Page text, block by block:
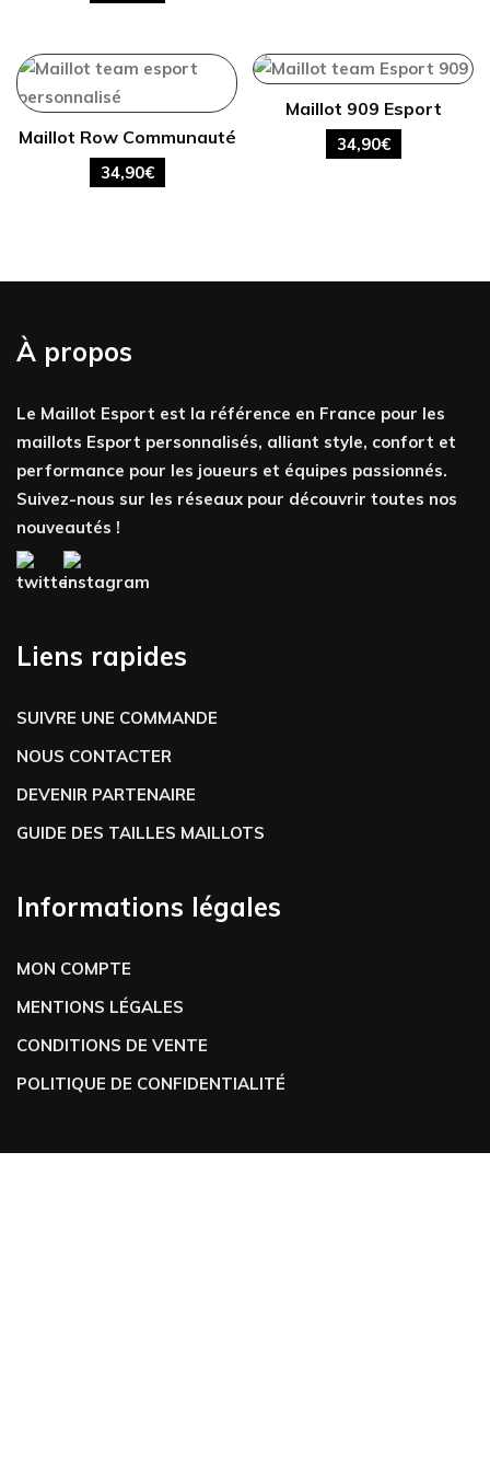
Maillot Row Communauté
34,90€
Maillot 909 Esport
34,90€
À propos
Le Maillot Esport est la référence en France pour les
maillots Esport personnalisés, alliant style, confort et
performance pour les joueurs et équipes passionnés.
Suivez-nous sur les réseaux pour découvrir toutes nos
nouveautés !
Liens rapides
SUIVRE UNE COMMANDE
NOUS CONTACTER
DEVENIR PARTENAIRE
GUIDE DES TAILLES MAILLOTS
Informations légales
MON COMPTE
MENTIONS LÉGALES
CONDITIONS DE VENTE
POLITIQUE DE CONFIDENTIALITÉ